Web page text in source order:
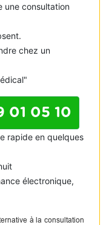
une consultation
chez un
01 05 10
rapide en quelques
électronique,
à la consultation